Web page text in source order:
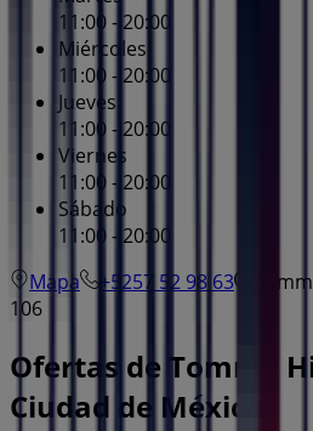
11:00 - 20:00
Miércoles
11:00 - 20:00
Jueves
11:00 - 20:00
Viernes
11:00 - 20:00
Sábado
11:00 - 20:00
Mapa
+5257 52 98 63
106
Ofertas de Tommy
Ciudad de México